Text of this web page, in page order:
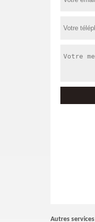
Autres services